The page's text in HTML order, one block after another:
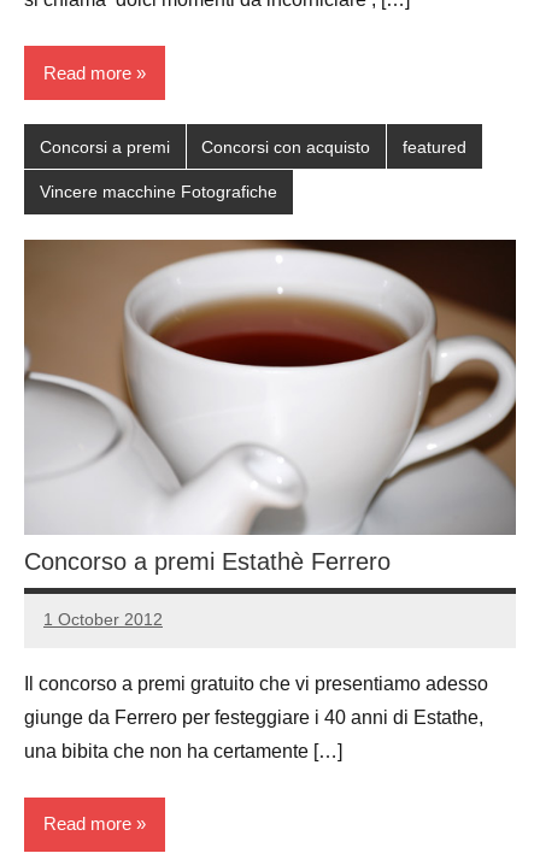
Read more
Concorsi a premi Concorsi con acquisto featured
Vincere macchine Fotografiche
Concorso a premi Estathè Ferrero
1 October 2012
Luca
No
Il concorso a premi gratuito che vi presentiamo adesso
giunge da Ferrero per festeggiare i 40 anni di Estathe,
una bibita che non ha certamente […]
Read more